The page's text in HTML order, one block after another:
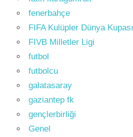
fenerbahçe
FIFA Kulüpler Dünya Kupası
FIVB Milletler Ligi
futbol
futbolcu
galatasaray
gaziantep fk
gençlerbirliği
Genel